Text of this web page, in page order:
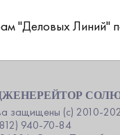
"Деловых Линий"
защищены (c) 2010-
940-70-84